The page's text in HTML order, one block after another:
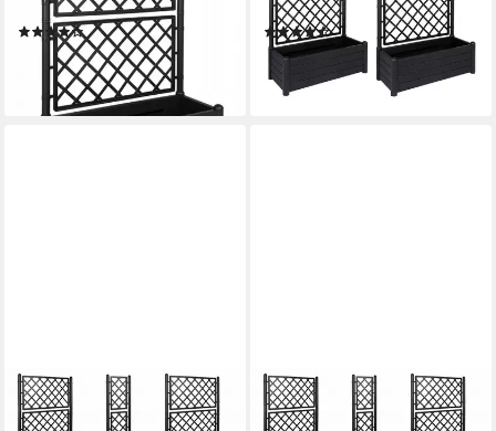
Version), 1 St.
(13)
92,99 €
lieferbar - in 3-4 Werktagen bei dir
Version)
(16)
184,99 €
(92,50 €/ 1 Stk)
lieferbar - in 3-4 Werktagen bei dir
KREHER
Spalier Set in Rattan Optik in
KREHER
Spalier Set in Rattan Optik in